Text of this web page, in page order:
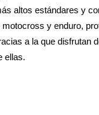
altos estándares y
y enduro,
a la que disfrutan
ellas.